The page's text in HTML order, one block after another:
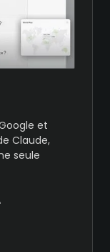
et
Claude,
seule